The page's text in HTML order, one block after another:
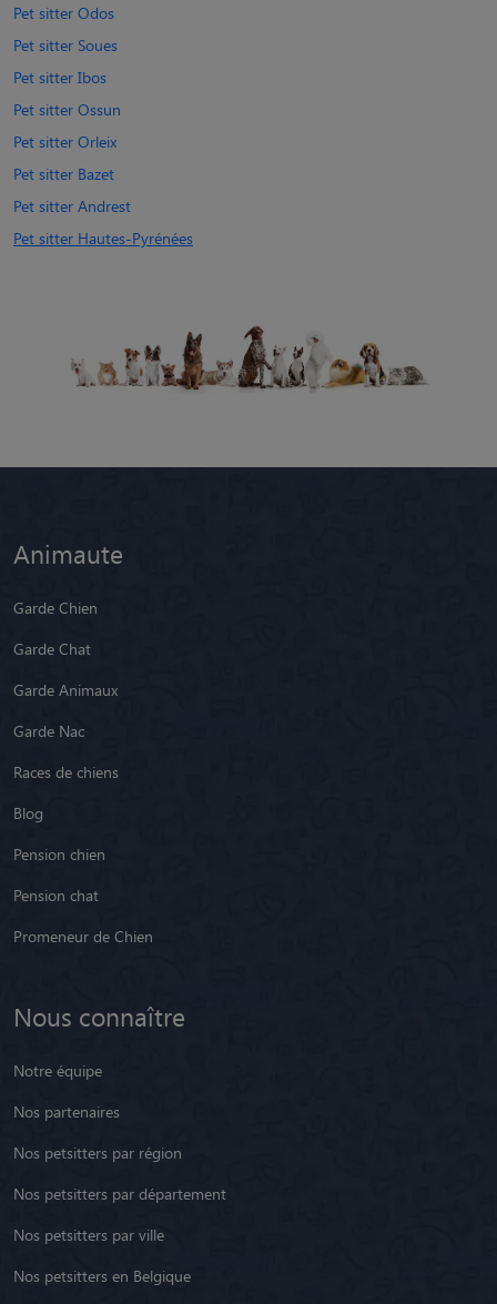
Pet sitter Odos
Pet sitter Soues
Pet sitter Ibos
Pet sitter Ossun
Pet sitter Orleix
Pet sitter Bazet
Pet sitter Andrest
Pet sitter Hautes-Pyrénées
Animaute
Garde Chien
Garde Chat
Garde Animaux
Garde Nac
Races de chiens
Blog
Pension chien
Pension chat
Promeneur de Chien
Nous connaître
Notre équipe
Nos partenaires
Nos petsitters par région
Nos petsitters par département
Nos petsitters par ville
Nos petsitters en Belgique